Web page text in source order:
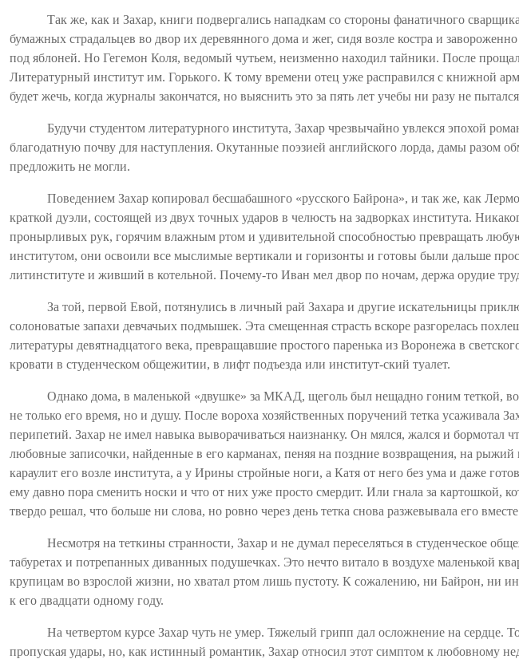
Так же, как и Захар, книги подвергались нападкам со стороны фанатичного
бумажных страдальцев во двор их деревянного дома и жег, сидя возле костра и завороженно
под яблоней. Но Гегемон Коля, ведомый чутьем, неизменно находил тайники. После
Литературный институт им. Горького. К тому времени отец уже расправился с книжной
будет жечь, когда журналы закончатся, но выяснить это за пять лет учебы ни разу не
Будучи студентом литературного института, Захар чрезвычайно увлекся эпохой
благодатную почву для наступления. Окутанные поэзией английского лорда, дамы разом
предложить не могли.
Поведением Захар копировал бесшабашного «русского Байрона», и так же, как
краткой дуэли, состоящей из двух точных ударов в челюсть на задворках института.
пронырливых рук, горячим влажным ртом и удивительной способностью превращать
институтом, они освоили все мыслимые вертикали и горизонты и готовы были дальше
литинституте и живший в котельной. Почему-то Иван мел двор по ночам, держа орудие
За той, первой Евой, потянулись в личный рай Захара и другие искательницы
солоноватые запахи девчачьих подмышек. Эта смещенная страсть вскоре разгорелась
литературы девятнадцатого века, превращавшие простого паренька из Воронежа в
кровати в студенческом общежитии, в лифт подъезда или институт-ский туалет.
Однако дома, в маленькой «двушке» за МКАД, щеголь был нещадно гоним теткой,
не только его время, но и душу. После вороха хозяйственных поручений тетка усаживала
перипетий. Захар не имел навыка выворачиваться наизнанку. Он мялся, жался и бормотал
любовные записочки, найденные в его карманах, пеняя на поздние возвращения, на
караулит его возле института, а у Ирины стройные ноги, а Катя от него без ума и даже
ему давно пора сменить носки и что от них уже просто смердит. Или гнала за картошкой,
твердо решал, что больше ни слова, но ровно через день тетка снова разжевывала его
Несмотря на теткины странности, Захар и не думал переселяться в студенческое
табуретах и потрепанных диванных подушечках. Это нечто витало в воздухе маленькой
крупицам во взрослой жизни, но хватал ртом лишь пустоту. К сожалению, ни Байрон, ни
к его двадцати одному году.
На четвертом курсе Захар чуть не умер. Тяжелый грипп дал осложнение на сердце.
пропуская удары, но, как истинный романтик, Захар относил этот симптом к любовному